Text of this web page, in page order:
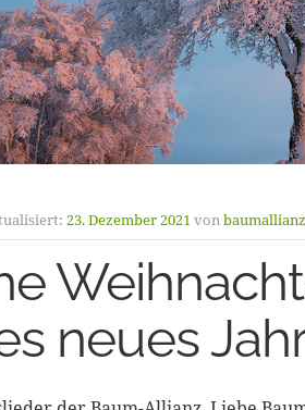
23. Dezember 2021vonbaumallianz
neues